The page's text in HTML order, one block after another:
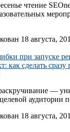
чтение
18 августа,
при запуске
как сделать
—
аудитории
18 августа,